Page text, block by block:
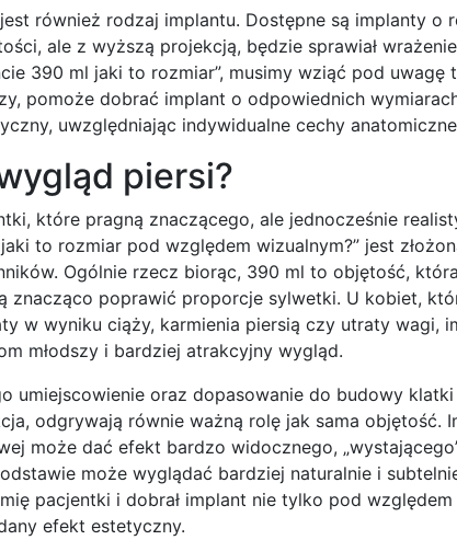
również rodzaj implantu. Dostępne są implanty o
ale z wyższą projekcją, będzie sprawiał
390 ml jaki to rozmiar”, musimy wziąć pod uwagę
pomoże dobrać implant o odpowiednich
uwzględniając indywidualne cechy
piersi?
które pragną znaczącego, ale jednocześnie
to rozmiar pod względem wizualnym?” jest
Ogólnie rzecz biorąc, 390 ml to objętość,
znacząco poprawić proporcje sylwetki. U kobiet,
w wyniku ciąży, karmienia piersią czy utraty wagi,
młodszy i bardziej atrakcyjny wygląd.
umiejscowienie oraz dopasowanie do budowy
odgrywają równie ważną rolę jak sama objętość.
może dać efekt bardzo widocznego,
może wyglądać bardziej naturalnie i
pacjentki i dobrał implant nie tylko pod
efekt estetyczny.